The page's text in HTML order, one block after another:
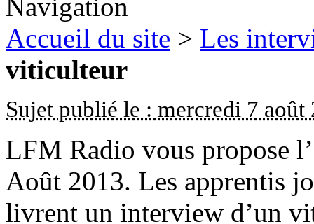
Navigation
Accueil du site > Les
viticulteur
Sujet publié le : mercredi 7 août
LFM Radio vous propose
Août 2013. Les apprentis
livrent un interview d’un